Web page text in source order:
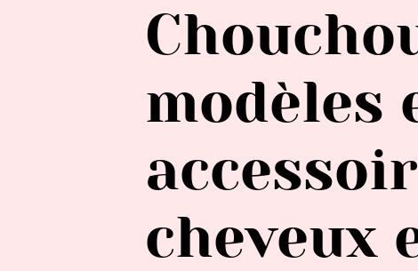
modèles
cheveux